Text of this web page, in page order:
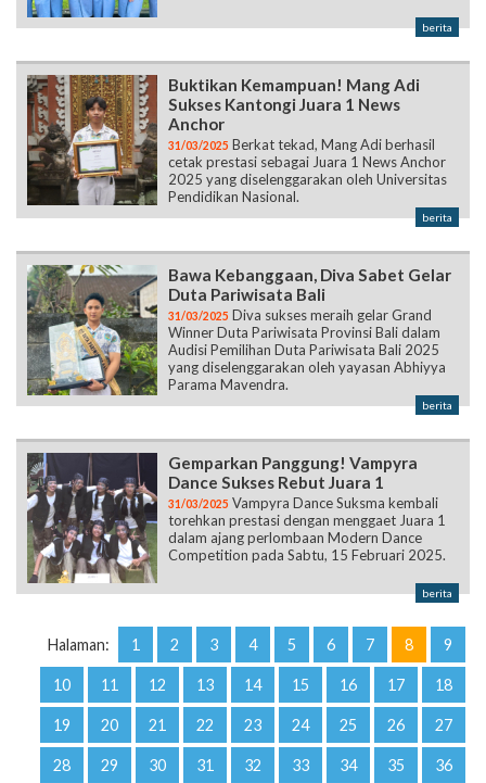
berita
Buktikan Kemampuan! Mang Adi
Sukses Kantongi Juara 1 News
Anchor
31/03/2025 Berkat tekad, Mang Adi berhasil
cetak prestasi sebagai Juara 1 News Anchor
2025 yang diselenggarakan oleh Universitas
Pendidikan Nasional.
berita
Bawa Kebanggaan, Diva Sabet Gelar
Duta Pariwisata Bali
31/03/2025 Diva sukses meraih gelar Grand
Winner Duta Pariwisata Provinsi Bali dalam
Audisi Pemilihan Duta Pariwisata Bali 2025
yang diselenggarakan oleh yayasan Abhiyya
Parama Mavendra.
berita
Gemparkan Panggung! Vampyra
Dance Sukses Rebut Juara 1
31/03/2025 Vampyra Dance Suksma kembali
torehkan prestasi dengan menggaet Juara 1
dalam ajang perlombaan Modern Dance
Competition pada Sabtu, 15 Februari 2025.
berita
Halaman: 1 2 3 4 5 6 7 8 9
10 11 12 13 14 15 16 17 18
19 20 21 22 23 24 25 26 27
28 29 30 31 32 33 34 35 36